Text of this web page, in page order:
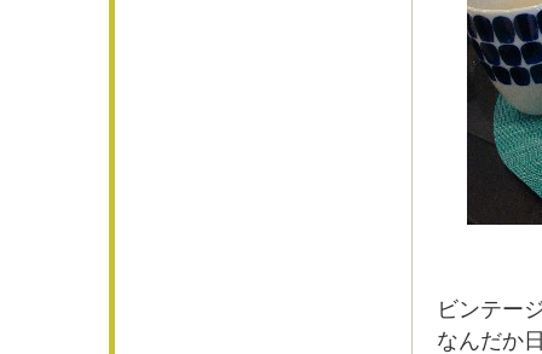
ビンテー
なんだか